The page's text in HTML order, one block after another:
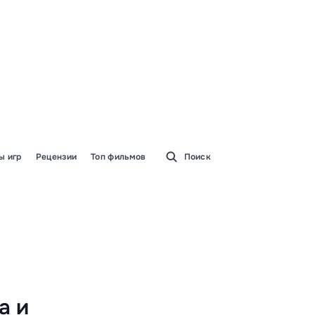
игр Рецензии Топ фильмов Поиск
и